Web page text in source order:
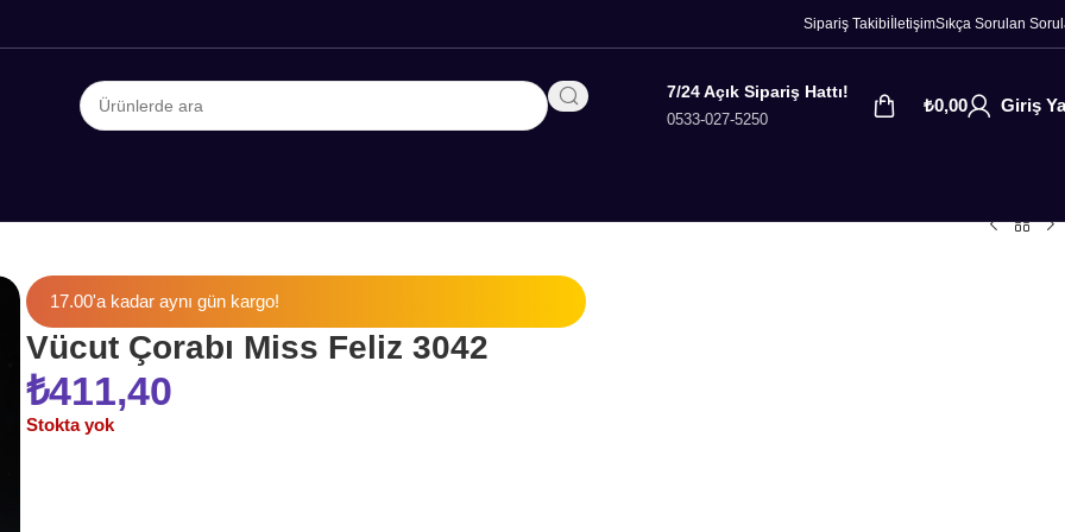
Sipariş Takibi İletişimSıkça Sorulan
7/24 Açık Sipariş Hattı!
0533-027-5250
₺0,00 Giriş
17.00'a kadar aynı gün kargo!
Vücut Çorabı Miss Feliz 3042
₺411,40
Stokta yok